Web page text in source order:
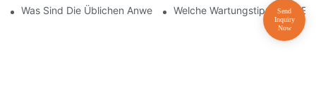
Was Sind Die Üblichen Anwendungen Von LED-PAR-Leuchten?
Welche Wartungstipps Gibt Es